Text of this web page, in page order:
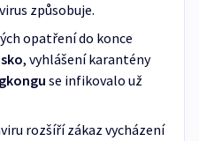
způsobuje.
opatření do konce
, vyhlášení karantény
se infikovalo už
rozšíří zákaz vycházení